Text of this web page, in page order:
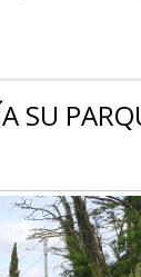
SU